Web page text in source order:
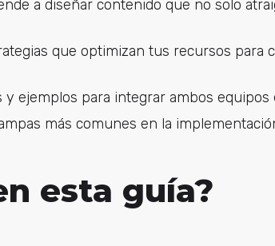
a diseñar contenido que no solo
que optimizan tus recursos para
y ejemplos para integrar ambos
más comunes en la
esta guía?